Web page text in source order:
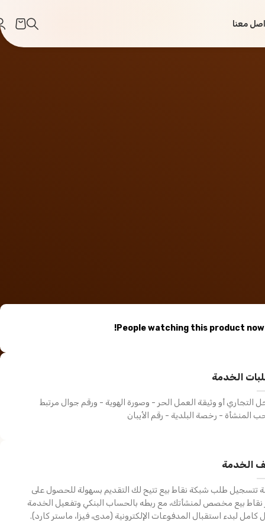
معنا
خدمات منصة الأعمال
المتابعة الإلكترونية للخدمة
خدمات منصة الأعمال 300,00 ر.س
People watching this product now!
الخدمة
التجاري أو وثيقة العمل الحر - وصورة الهوية - ورقم جوال مرتبط
المنشأة - رخصة البلدية - رقم الأيبان
الخدمة
تتسجيل طلب شبكة نقاط بيع تتيح لك التقديم بسهولة للحصول على
نقاط بيع مخصص لمنشأتك، مع ربطه بالحساب البنكي وتفعيل الخدمة
كامل لبدء استقبال المدفوعات الإلكترونية (مدى، فيزا، ماستر كارد).